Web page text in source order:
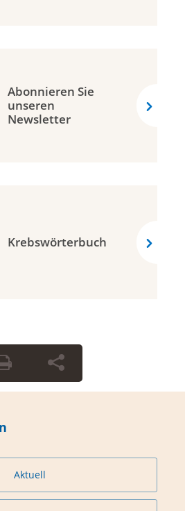
Abonnieren Sie
unseren
Newsletter
Krebswörterbuch
Aktuell